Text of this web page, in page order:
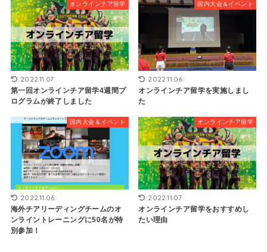
オンラインチア留学
2022.11.07
第一回オンラインチア留学4週間プ
ログラムが終了しました
国内大会＆イベント
2022.11.06
オンラインチア留学を実施しまし
た
国内大会＆イベント
2022.11.06
海外チアリーディングチームのオ
ンライントレーニングに50名が特
別参加！
オンラインチア留学
2022.11.07
オンラインチア留学をおすすめし
たい理由